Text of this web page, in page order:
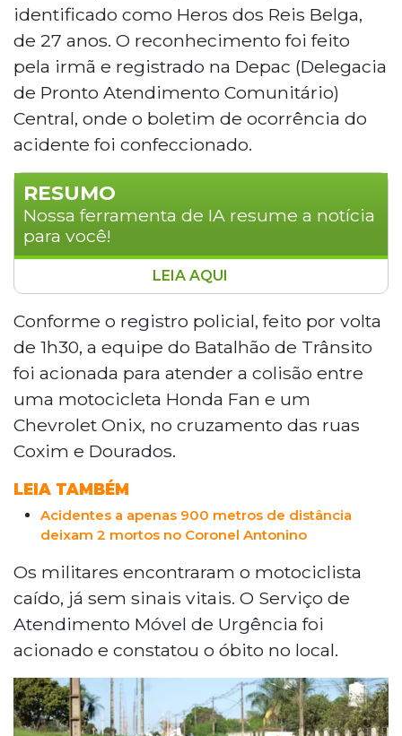
identificado como Heros dos Reis Belga,
de 27 anos. O reconhecimento foi feito
pela irmã e registrado na Depac (Delegacia
de Pronto Atendimento Comunitário)
Central, onde o boletim de ocorrência do
acidente foi confeccionado.
RESUMO
Nossa ferramenta de IA resume a notícia
para você!
Heros dos Reis Belga, de 27 anos, morreu
na madrugada deste sábado após colidir
com um Chevrolet Onix no cruzamento
das ruas Coxim e Dourados, no Bairro
Coronel Antonino, em Campo Grande. O
motorista do carro, de 21 anos, afirmou
que a vítima invadiu a pista. O teste de
alcoolemia no condutor foi negativo. A
pela irmã na Depac Central.
LEIA AQUI
Conforme o registro policial, feito por volta
de 1h30, a equipe do Batalhão de Trânsito
foi acionada para atender a colisão entre
uma motocicleta Honda Fan e um
Chevrolet Onix, no cruzamento das ruas
Coxim e Dourados.
LEIA TAMBÉM
Acidentes a apenas 900 metros de distância
deixam 2 mortos no Coronel Antonino
Os militares encontraram o motociclista
caído, já sem sinais vitais. O Serviço de
Atendimento Móvel de Urgência foi
acionado e constatou o óbito no local.